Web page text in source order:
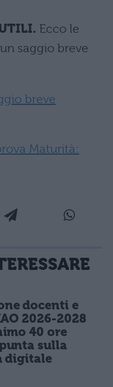
Ecco le
saggio breve
breve
Maturità:
docenti e
2026-2028
40 ore
sulla
digitale